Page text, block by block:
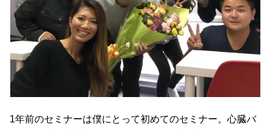
1年前のセミナーは僕にとって初めてのセミナー。心臓バ